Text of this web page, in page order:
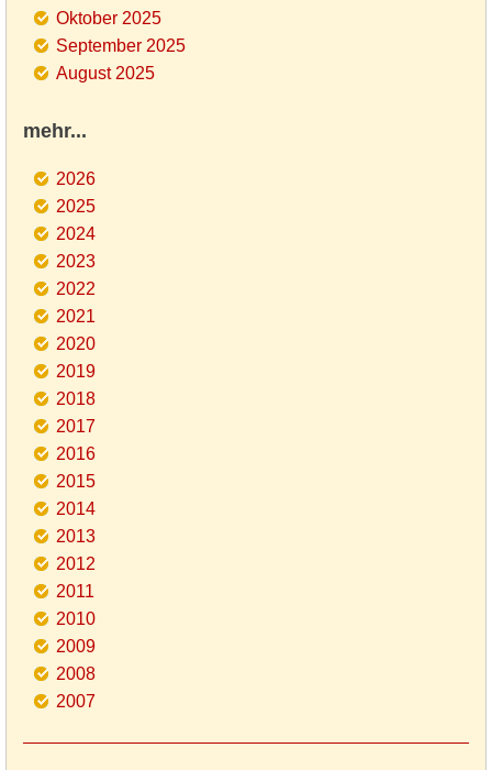
Oktober 2025
September 2025
August 2025
mehr...
2026
2025
2024
2023
2022
2021
2020
2019
2018
2017
2016
2015
2014
2013
2012
2011
2010
2009
2008
2007